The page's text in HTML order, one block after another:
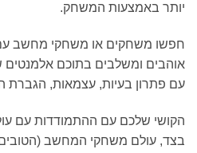
יותר באמצעות המשחק.
חפשו משחקים או משחקי מחשב עם
אוהבים ומשלבים בתוכם
עם פתרון בעיות, עצמאות, הגברת
הקושי שלכם עם ההתמודדות עם
בצד, עולם משחקי המחשב